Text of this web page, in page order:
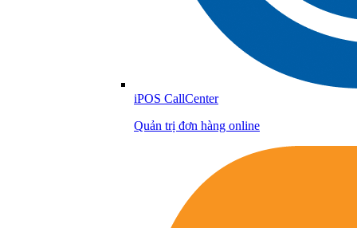
iPOS CallCenter
Quản trị đơn hàng online